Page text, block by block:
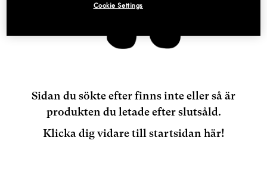
Sidan du sökte efter finns inte eller så är
produkten du letade efter slutsåld.
Klicka dig vidare till startsidan här!
Cookie Settings